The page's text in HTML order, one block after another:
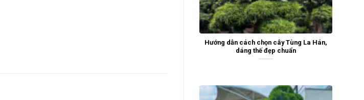
Hướng dẫn cách chọn cây Tùng La Hán,
dáng thế đẹp chuẩn